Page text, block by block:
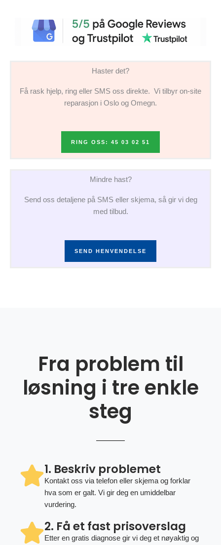
Haster det?
Få rask hjelp, ring eller SMS oss direkte. Vi tilbyr on-site
reparasjon i Oslo og Omegn.
RING OSS: 45 03 02 51
Mindre hast?
Send oss detaljene på SMS eller skjema, så gir vi deg
med tilbud.
SEND HENVENDELSE
Fra problem til
løsning i tre enkle
steg
1. Beskriv problemet
Kontakt oss via telefon eller skjema og forklar
hva som er galt. Vi gir deg en umiddelbar
vurdering.
2. Få et fast prisoverslag
Etter en gratis diagnose gir vi deg et nøyaktig og